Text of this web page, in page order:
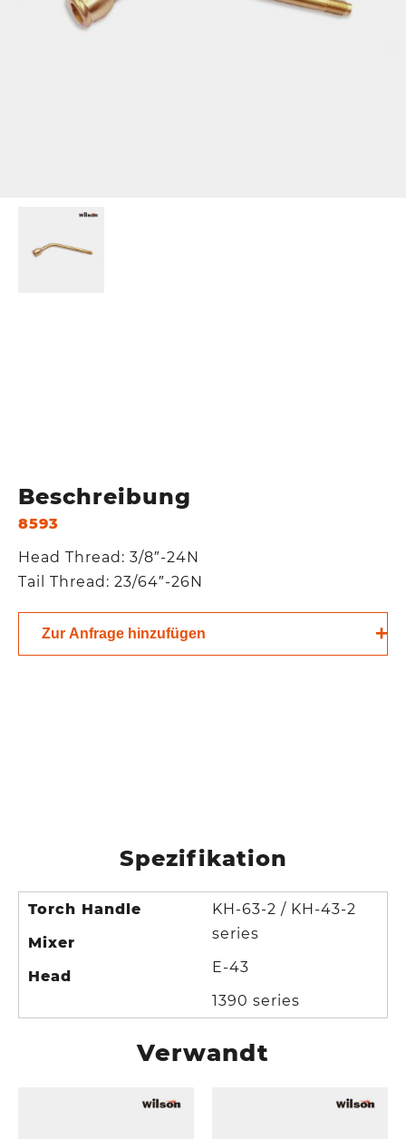
Beschreibung
8593
Head Thread: 3/8″-24N
Tail Thread: 23/64″-26N
Zur Anfrage hinzufügen
Spezifikation
Torch Handle
Mixer
Head
KH-63-2 / KH-43-2
series
E-43
1390 series
Verwandt